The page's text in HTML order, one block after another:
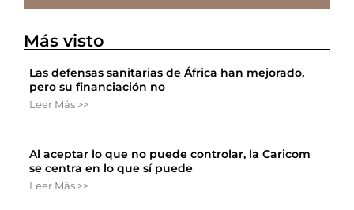
Más visto
Las defensas sanitarias de África han mejorado,
pero su financiación no
Leer Más >>
Al aceptar lo que no puede controlar, la Caricom
se centra en lo que sí puede
Leer Más >>